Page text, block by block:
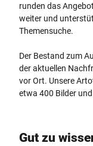
runden das
weiter und
Themensuche.
Der Bestand zum
der aktuellen
vor Ort. Unsere
etwa 400 Bilder
Gut zu